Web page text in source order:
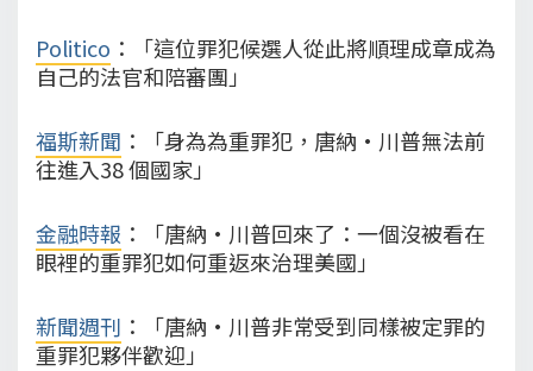
Politico ：「這位罪犯候選人從此將順理成章成為
自己的法官和陪審團」
福斯新聞 ：「身為為重罪犯，唐納·川普無法前
往進入38 個國家」
金融時報 ：「唐納·川普回來了：一個沒被看在
眼裡的重罪犯如何重返來治理美國」
新聞週刊 ：「唐納·川普非常受到同樣被定罪的
重罪犯夥伴歡迎」